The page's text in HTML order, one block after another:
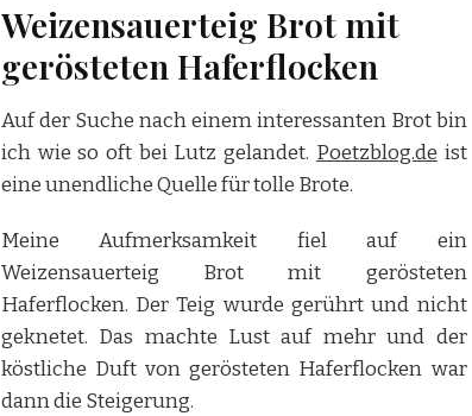
Weizensauerteig Brot mit
gerösteten Haferflocken
Auf der Suche nach einem interessanten Brot bin
ich wie so oft bei Lutz gelandet. Poetzblog.de ist
eine unendliche Quelle für tolle Brote.
Meine Aufmerksamkeit fiel auf ein
Weizensauerteig Brot mit gerösteten
Haferflocken. Der Teig wurde gerührt und nicht
geknetet. Das machte Lust auf mehr und der
köstliche Duft von gerösteten Haferflocken war
dann die Steigerung.